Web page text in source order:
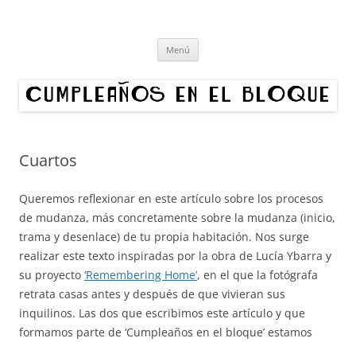
Organizamos exposiciones en bloques de Madrid. ¿Quieres hacer un
Menú
Cuartos
Queremos reflexionar en este artículo sobre los procesos
de mudanza, más concretamente sobre la mudanza (inicio,
trama y desenlace) de tu propia habitación. Nos surge
realizar este texto inspiradas por la obra de Lucía Ybarra y
su proyecto ‘Remembering Home’, en el que la fotógrafa
retrata casas antes y después de que vivieran sus
inquilinos. Las dos que escribimos este artículo y que
formamos parte de ‘Cumpleaños en el bloque’ estamos